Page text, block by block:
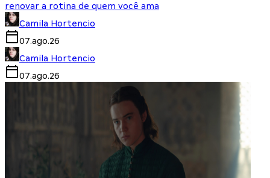
renovar a rotina de quem você ama
Camila Hortencio
07.ago.26
Camila Hortencio
07.ago.26